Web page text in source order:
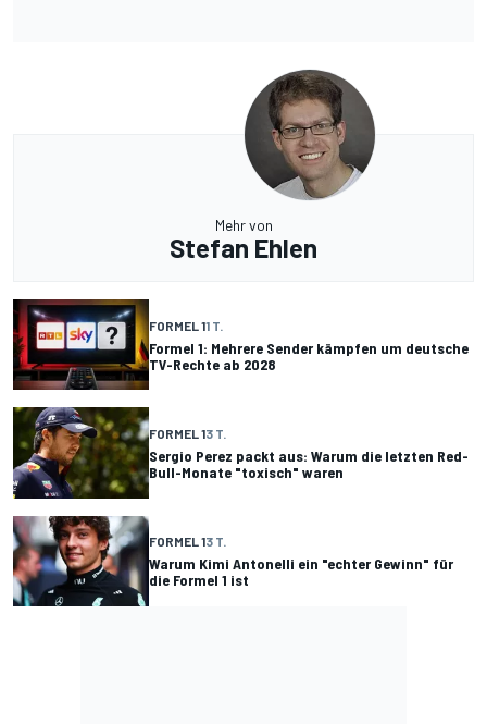
Mehr von
Stefan Ehlen
FORMEL 11 T.
Formel 1: Mehrere Sender kämpfen um deutsche
TV-Rechte ab 2028
FORMEL 13 T.
Sergio Perez packt aus: Warum die letzten Red-
Bull-Monate "toxisch" waren
FORMEL 13 T.
Warum Kimi Antonelli ein "echter Gewinn" für
die Formel 1 ist